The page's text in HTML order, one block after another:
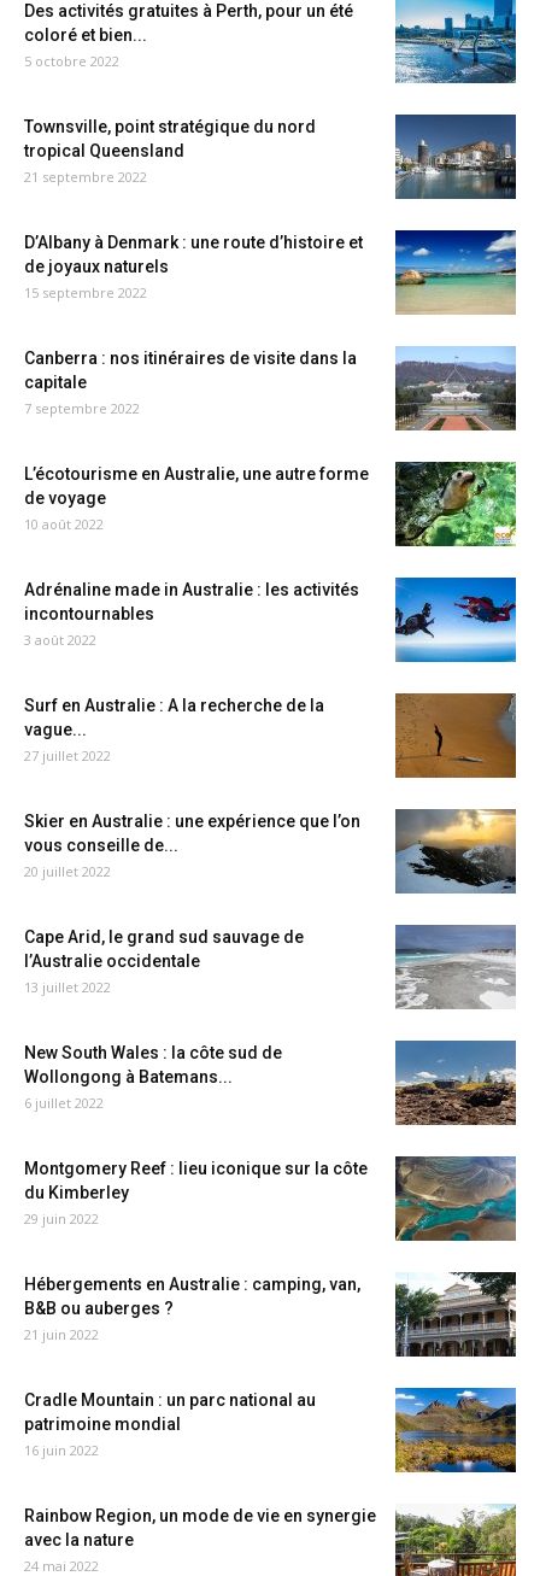
Des activités gratuites à Perth, pour un été
coloré et bien...
5 octobre 2022
Townsville, point stratégique du nord
tropical Queensland
21 septembre 2022
D’Albany à Denmark : une route d’histoire et
de joyaux naturels
15 septembre 2022
Canberra : nos itinéraires de visite dans la
capitale
7 septembre 2022
L’écotourisme en Australie, une autre forme
de voyage
10 août 2022
Adrénaline made in Australie : les activités
incontournables
3 août 2022
Surf en Australie : A la recherche de la
vague...
27 juillet 2022
Skier en Australie : une expérience que l’on
vous conseille de...
20 juillet 2022
Cape Arid, le grand sud sauvage de
l’Australie occidentale
13 juillet 2022
New South Wales : la côte sud de
Wollongong à Batemans...
6 juillet 2022
Montgomery Reef : lieu iconique sur la côte
du Kimberley
29 juin 2022
Hébergements en Australie : camping, van,
B&B ou auberges ?
21 juin 2022
Cradle Mountain : un parc national au
patrimoine mondial
16 juin 2022
Rainbow Region, un mode de vie en synergie
avec la nature
24 mai 2022